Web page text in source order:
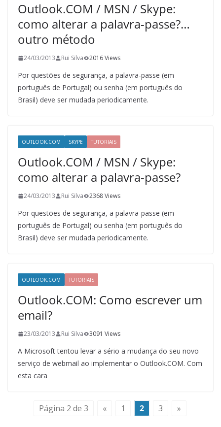
Outlook.COM / MSN / Skype:
como alterar a palavra-passe?…
outro método
24/03/2013 Rui Silva 2016 Views
Por questões de segurança, a palavra-passe (em
português de Portugal) ou senha (em português do
Brasil) deve ser mudada periodicamente.
OUTLOOK.COM SKYPE TUTORIAIS
Outlook.COM / MSN / Skype:
como alterar a palavra-passe?
24/03/2013 Rui Silva 2368 Views
Por questões de segurança, a palavra-passe (em
português de Portugal) ou senha (em português do
Brasil) deve ser mudada periodicamente.
OUTLOOK.COM TUTORIAIS
Outlook.COM: Como escrever um
email?
23/03/2013 Rui Silva 3091 Views
A Microsoft tentou levar a sério a mudança do seu novo
serviço de webmail ao implementar o Outlook.COM. Com
esta cara
Página 2 de 3 « 1 2 3 »